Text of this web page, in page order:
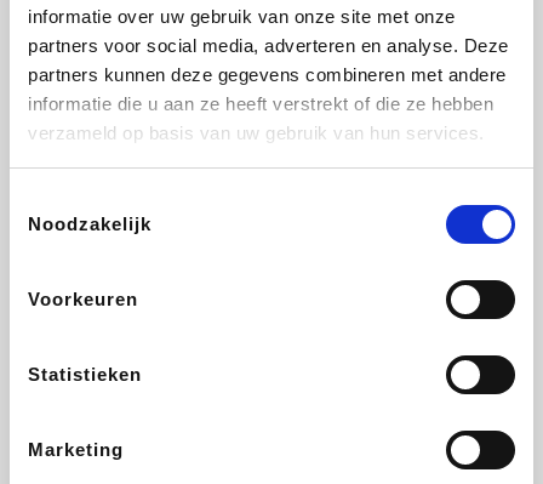
informatie over uw gebruik van onze site met onze
partners voor social media, adverteren en analyse. Deze
partners kunnen deze gegevens combineren met andere
informatie die u aan ze heeft verstrekt of die ze hebben
verzameld op basis van uw gebruik van hun services.
Noodzakelijk
Voorkeuren
Statistieken
Marketing
Adidas
DectDirect
Ibood SupraBazar